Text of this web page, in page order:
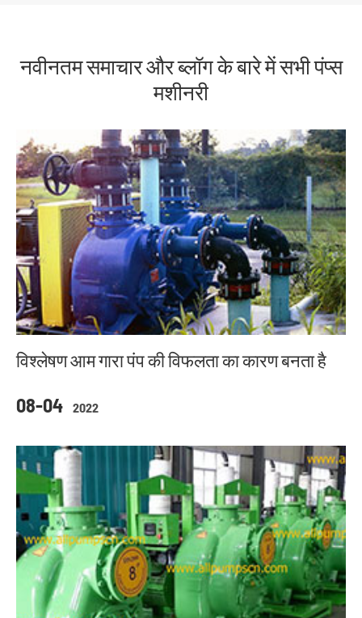
नवीनतम समाचार और ब्लॉग के बारे में सभी पंप्स
मशीनरी
08-04 2022
विश्लेषण आम गारा पंप की विफलता का कारण बनता है